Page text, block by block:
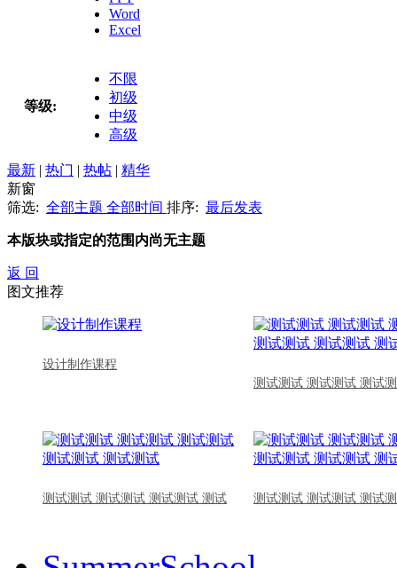
Word
Excel
等级:
不限
初级
中级
高级
最新 | 热门 | 热帖 | 精华
新窗
筛选: 全部主题 全部时间 排序: 最后发表
本版块或指定的范围内尚无主题
返 回
图文推荐
设计制作课程
测试测试 测试测试 测试
测试测试 测试测试 测试测试 测试 测试测试 测试测试 测试